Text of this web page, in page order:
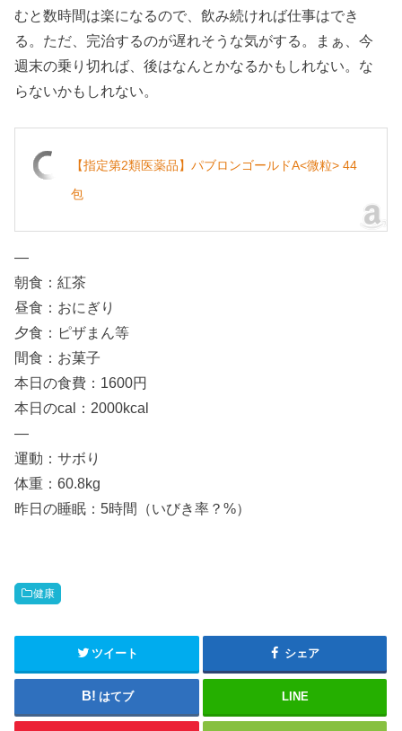
むと数時間は楽になるので、飲み続ければ仕事はでき
る。ただ、完治するのが遅れそうな気がする。まぁ、今
週末の乗り切れば、後はなんとかなるかもしれない。な
らないかもしれない。
【指定第2類医薬品】パブロンゴールドA<微粒> 44
包
—
朝食：紅茶
昼食：おにぎり
夕食：ピザまん等
間食：お菓子
本日の食費：1600円
本日のcal：2000kcal
—
運動：サボり
体重：60.8kg
昨日の睡眠：5時間（いびき率？%）
健康
ツイート シェア
はてブ LINE